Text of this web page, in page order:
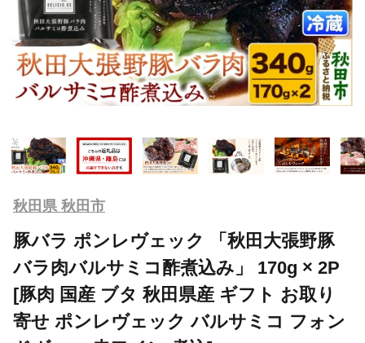
秋田県 秋田市
豚バラ ポンレヴェック 「秋田大張野豚
バラ肉バルサミコ酢煮込み」 170g × 2P
[豚肉 国産 ブタ 秋田県産 ギフト お取り
寄せ ポンレヴェック バルサミコ フォン